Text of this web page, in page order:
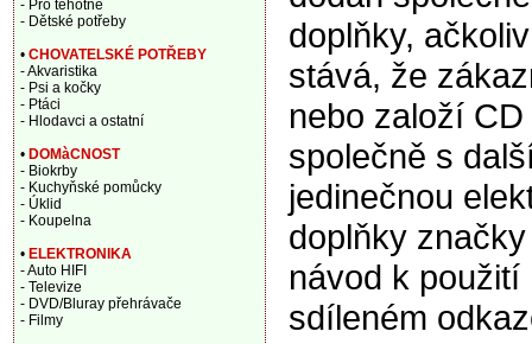
doplňky,
stává, že
nebo založí
společně s
jedinečnou
doplňky
návod k použití
sdíleném
- Pro těhotné
- Dětské potřeby
• CHOVATELSKÉ POTŘEBY
- Akvaristika
- Psi a kočky
- Ptáci
- Hlodavci a ostatní
• DOMàCNOST
- Biokrby
- Kuchyňské pomůcky
- Úklid
- Koupelna
• ELEKTRONIKA
- Auto HIFI
- Televize
- DVD/Bluray přehrávače
- Filmy